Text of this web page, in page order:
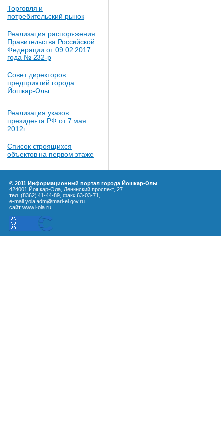
Торговля и
потребительский рынок
Реализация распоряжения
Правительства Российской
Федерации от 09.02.2017
года № 232-р
Совет директоров
предприятий города
Йошкар-Олы
Реализация указов
президента РФ от 7 мая
2012г.
Список строящихся
объектов на первом этаже
© 2011 Информационный портал города Йошкар-Олы
424001 Йошкар-Ола, Ленинский проспект, 27
тел. (8362) 41-44-89, факс 63-03-71,
e-mail yola.adm@mari-el.gov.ru
сайт www.i-ola.ru